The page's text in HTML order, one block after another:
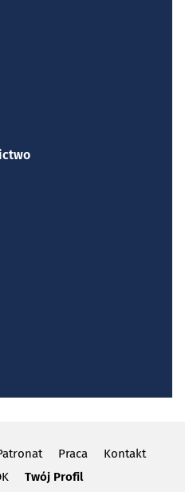
Praca
Kontakt
Twój Profil